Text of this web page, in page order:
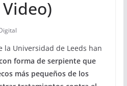
la Universidad de Leeds han
forma de serpiente que
más pequeños de los